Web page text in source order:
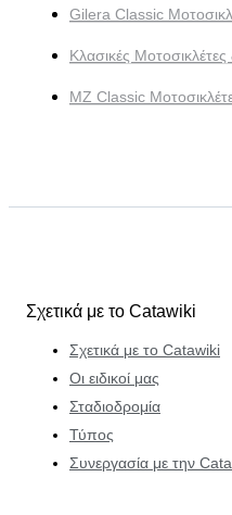
Gilera Classic
Κλασικές
MZ Classic
Σχετικά με το Catawiki
Σχετικά με το Catawiki
Οι ειδικοί μας
Σταδιοδρομία
Τύπος
Συνεργασία με την